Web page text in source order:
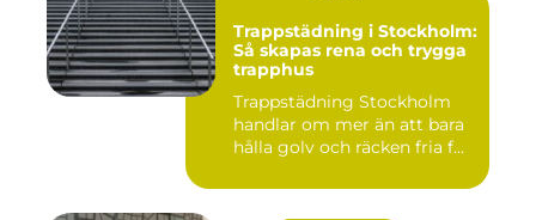
Trappstädning i Stockholm:
Så skapas rena och trygga
trapphus
Trappstädning Stockholm
handlar om mer än att bara
hålla golv och räcken fria f...